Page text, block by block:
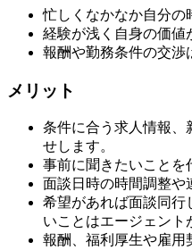
忙しくなかなか自分の
経験が浅く自身の価値
報酬や勤務条件の交渉
メリット
条件に合う求人情報、
せします。
事前に聞きたいことを
面談日時の時間調整や
希望があれば面談同行
いことはエージェント
報酬、福利厚生や雇用